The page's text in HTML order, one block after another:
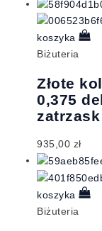
koszyka
Biżuteria
Złote
0,375
zatrzask
935,00 zł
koszyka
Biżuteria